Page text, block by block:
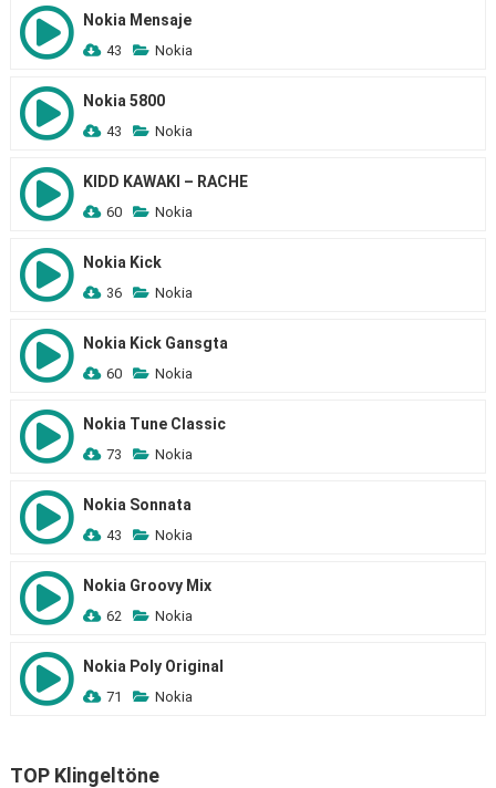
Nokia Mensaje
43 Nokia
Nokia 5800
43 Nokia
KIDD KAWAKI – RACHE
60 Nokia
Nokia Kick
36 Nokia
Nokia Kick Gansgta
60 Nokia
Nokia Tune Classic
73 Nokia
Nokia Sonnata
43 Nokia
Nokia Groovy Mix
62 Nokia
Nokia Poly Original
71 Nokia
TOP Klingeltöne